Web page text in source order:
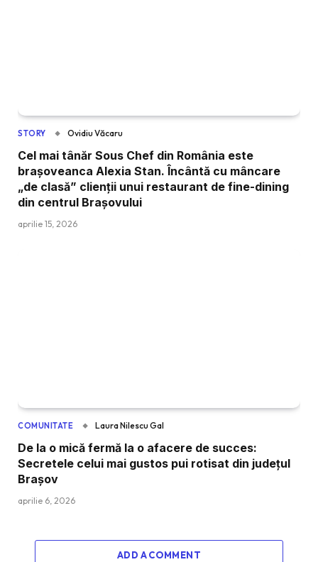
STORY Ovidiu Văcaru
Cel mai tânăr Sous Chef din România este
brașoveanca Alexia Stan. Încântă cu mâncare
„de clasă” clienții unui restaurant de fine-dining
din centrul Brașovului
aprilie 15, 2026
COMUNITATE Laura Nilescu Gal
De la o mică fermă la o afacere de succes:
Secretele celui mai gustos pui rotisat din județul
Brașov
aprilie 6, 2026
ADD A COMMENT